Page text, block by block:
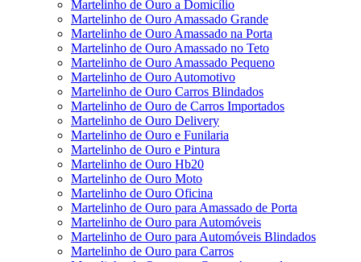
Martelinho de Ouro a Domicílio
Martelinho de Ouro Amassado Grande
Martelinho de Ouro Amassado na Porta
Martelinho de Ouro Amassado no Teto
Martelinho de Ouro Amassado Pequeno
Martelinho de Ouro Automotivo
Martelinho de Ouro Carros Blindados
Martelinho de Ouro de Carros Importados
Martelinho de Ouro Delivery
Martelinho de Ouro e Funilaria
Martelinho de Ouro e Pintura
Martelinho de Ouro Hb20
Martelinho de Ouro Moto
Martelinho de Ouro Oficina
Martelinho de Ouro para Amassado de Porta
Martelinho de Ouro para Automóveis
Martelinho de Ouro para Automóveis Blindados
Martelinho de Ouro para Carros